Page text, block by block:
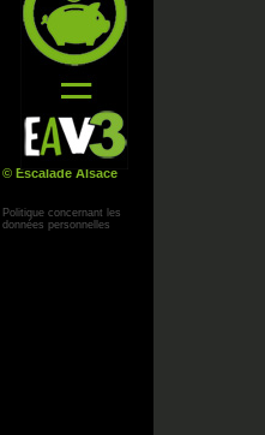
© Escalade Alsace
Politique concernant les
données personnelles